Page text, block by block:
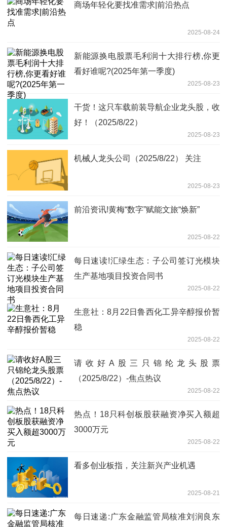
商场年轻化要找准需求|前沿热点
2025-08-24
新能源换电股票毛利润十大排行榜,你更
看好谁呢?(2025年第一季度)
2025-08-23
干货！这只车载前装导航企业龙头股，收
好！（2025/8/22）
2025-08-23
机械人龙头公司（2025/8/22） 关注
2025-08-23
前沿资讯!黄梅“数字”赋能文旅“焕新”
2025-08-22
每日速读!汇绿生态：子公司签订光模块
生产基地项目投资合同书
2025-08-22
生意社：8月22日鲁西化工异辛醇报价暂
稳
2025-08-22
请收好A股三只锦纶龙头股票
（2025/8/22）-焦点热议
2025-08-22
热点！18只科创板股获融资净买入额超
3000万元
2025-08-22
看多创业板指，关注新兴产业机遇
2025-08-21
每日速递:广东金融监管局核准刘润良东